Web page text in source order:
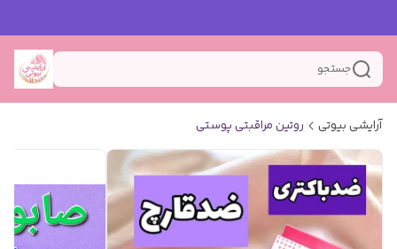
جستجو
آرایشی بیوتی روتین مراقبتی پوستی